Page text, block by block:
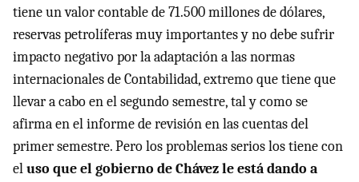
tiene un valor contable de 71.500 millones de dólares,
reservas petrolíferas muy importantes y no debe sufrir
impacto negativo por la adaptación a las normas
internacionales de Contabilidad, extremo que tiene que
llevar a cabo en el segundo semestre, tal y como se
afirma en el informe de revisión en las cuentas del
primer semestre. Pero los problemas serios los tiene con
eluso que el gobierno de Chávez le está dando a